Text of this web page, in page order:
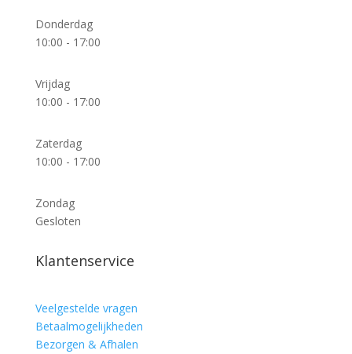
Donderdag
10:00 - 17:00
Vrijdag
10:00 - 17:00
Zaterdag
10:00 - 17:00
Zondag
Gesloten
Klantenservice
Veelgestelde vragen
Betaalmogelijkheden
Bezorgen & Afhalen